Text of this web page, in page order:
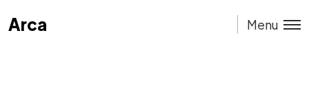
Arca
Arca Menu